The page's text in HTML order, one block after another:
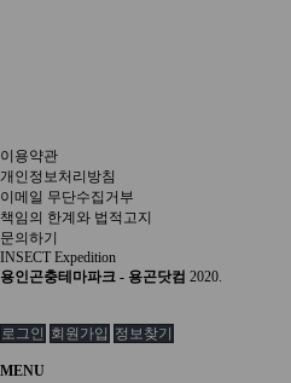
이용약관
개인정보처리방침
이메일 무단수집거부
책임의 한계와 법적고지
문의하기
INSECT Expedition
용인곤충테마파크 - 용곤닷컴 2020.
로그인 회원가입 정보찾기
MENU